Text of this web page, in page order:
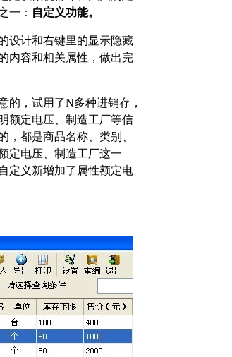
一： 自定义功能。
设计和右键里的显示隐藏
内容和相关属性，做出完
的，试用了N多种进销存，
额定电压、制造工厂等信
，都是商品名称、类别、
定电压、制造工厂这一
定义新增加了属性额定电